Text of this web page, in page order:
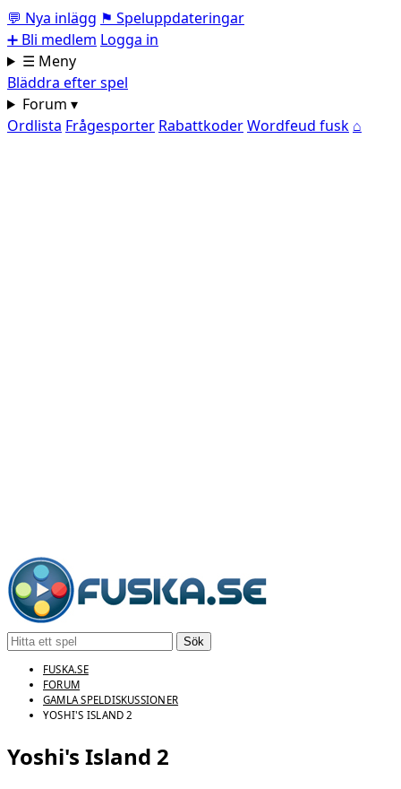
💬 Nya inlägg ⚑ Speluppdateringar
➕ Bli medlem Logga in
☰ Meny
Bläddra efter spel
Forum ▾
Ordlista Frågesporter RabattkoderWordfeud fusk ⌂
Sök
FUSKA.SE
FORUM
GAMLA SPELDISKUSSIONER
YOSHI'S ISLAND 2
Yoshi's Island 2